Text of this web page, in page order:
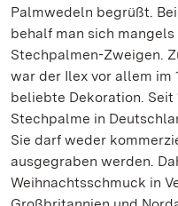
Palmwedeln begrüßt.
behalf man sich
Stechpalmen-Zweigen.
war der Ilex vor allem im
beliebte Dekoration.
Stechpalme in
Sie darf weder
ausgegraben werden.
Weihnachtsschmuck in